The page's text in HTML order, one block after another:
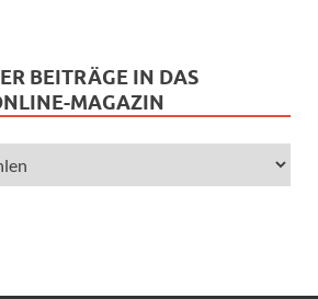
BEITRÄGE IN DAS
MAGAZIN